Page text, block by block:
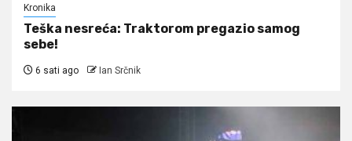
Kronika
Teška nesreća: Traktorom pregazio samog
sebe!
6 sati ago Ian Srčnik